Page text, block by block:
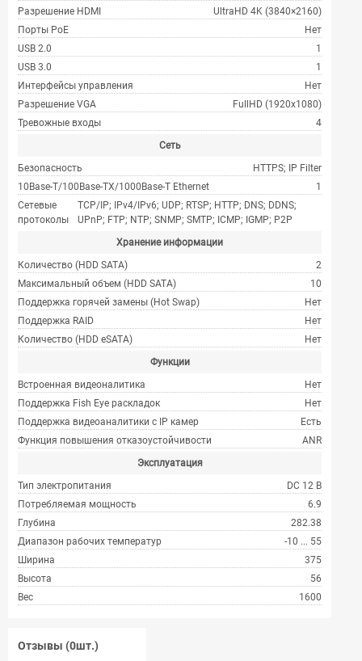
Разрешение HDMI
UltraHD 4K (3840×2160)
Порты PoE
Нет
USB 2.0
1
USB 3.0
1
Интерфейсы управления
Нет
Разрешение VGA
FullHD (1920х1080)
Тревожные входы
4
Сеть
Безопасность
HTTPS; IP Filter
10Base-T/100Base-TX/1000Base-T Ethernet
1
Сетевые
протоколы
TCP/IP; IPv4/IPv6; UDP; RTSP; HTTP; DNS; DDNS;
UPnP; FTP; NTP; SNMP; SMTP; ICMP; IGMP; P2P
Хранение информации
Количество (HDD SATA)
2
Максимальный объем (HDD SATA)
10
Поддержка горячей замены (Hot Swap)
Нет
Поддержка RAID
Нет
Количество (HDD eSATA)
Нет
Функции
Встроенная видеоналитика
Нет
Поддержка Fish Eye раскладок
Нет
Поддержка видеоаналитики с IP камер
Есть
Функция повышения отказоустойчивости
ANR
Эксплуатация
Тип электропитания
DC 12 В
Потребляемая мощность
6.9
Глубина
282.38
Диапазон рабочих температур
-10 ... 55
Ширина
375
Высота
56
Вес
1600
Отзывы (0шт.)